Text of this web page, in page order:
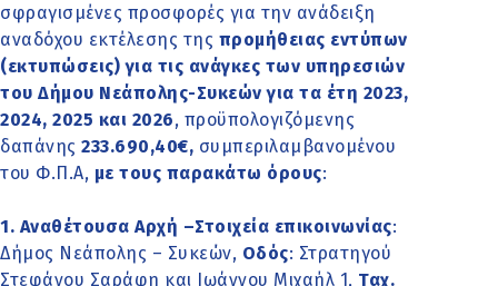
σφραγισμένες προσφορές για την ανάδειξη
αναδόχου εκτέλεσης της προμήθειας εντύπων
(εκτυπώσεις) για τις ανάγκες των υπηρεσιών
του Δήμου Νεάπολης-Συκεών για τα έτη 2023,
2024, 2025 και 2026, προϋπολογιζόμενης
δαπάνης 233.690,40€, συμπεριλαμβανομένου
του Φ.Π.Α, με τους παρακάτω όρους:
1. Αναθέτουσα Αρχή –Στοιχεία επικοινωνίας:
Δήμος Νεάπολης – Συκεών, Οδός: Στρατηγού
Στεφάνου Σαράφη και Ιωάννου Μιχαήλ 1, Ταχ.